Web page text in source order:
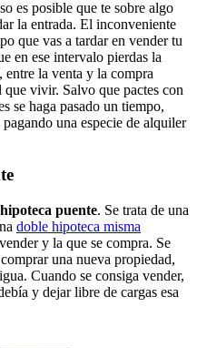
es posible que te sobre algo
la entrada. El inconveniente
que vas a tardar en vender tu
en ese intervalo pierdas la
entre la venta y la compra
vivir. Salvo que pactes con
se haga pasado un tiempo,
una especie de alquiler
puente. Se trata de una
doble hipoteca misma
y la que se compra. Se
una nueva propiedad,
Cuando se consiga vender,
y dejar libre de cargas esa